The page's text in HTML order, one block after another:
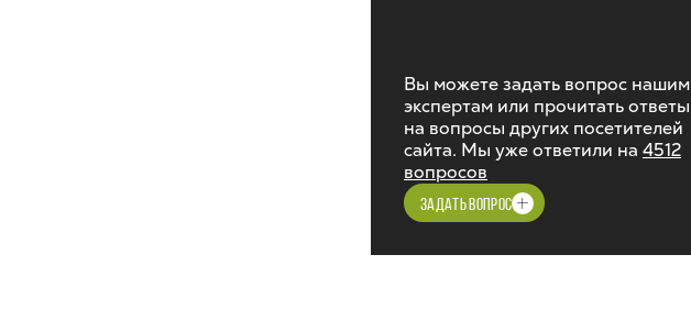
Вы можете задать вопрос нашим
экспертам или прочитать ответы
на вопросы других посетителей
сайта. Мы уже ответили на 4512
вопросов
ЗАДАТЬ ВОПРОС